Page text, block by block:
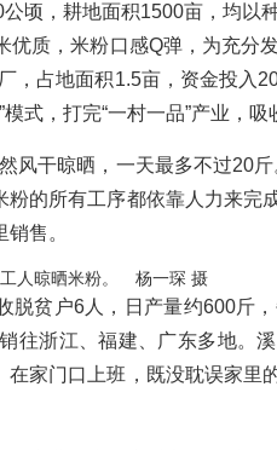
，耕地面积1500亩，均以
优质，米粉口感Q弹，为充分
，占地面积1.5亩，资金投入
式，打完“一村一品”产业，吸
干晾晒，一天最多不过20斤
粉的所有工序都依靠人力来完
售。
工人晾晒米粉。 杨一琛 摄
贫户6人，日产量约600斤，
往浙江、福建、广东多地。
家门口上班，既没耽误家里